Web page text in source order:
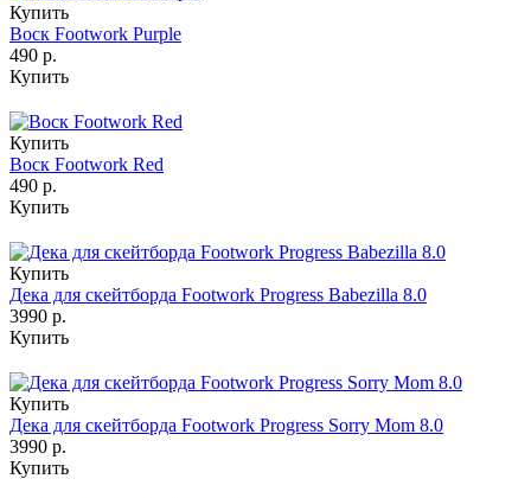
Купить
Воск Footwork Purple
490 р.
Купить
Купить
Воск Footwork Red
490 р.
Купить
Купить
Дека для скейтборда Footwork Progress Babezilla 8.0
3990 р.
Купить
Купить
Дека для скейтборда Footwork Progress Sorry Mom 8.0
3990 р.
Купить